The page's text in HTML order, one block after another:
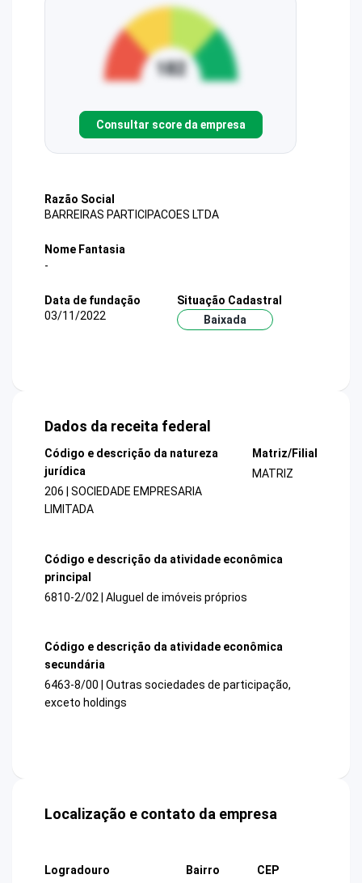
Consultar score da empresa
Razão Social
BARREIRAS PARTICIPACOES LTDA
Nome Fantasia
-
Data de fundação
03/11/2022
Situação Cadastral
Baixada
Dados da receita federal
Código e descrição da natureza
jurídica
206 | SOCIEDADE EMPRESARIA
LIMITADA
Matriz/Filial
MATRIZ
Código e descrição da atividade econômica
principal
6810-2/02 | Aluguel de imóveis próprios
Código e descrição da atividade econômica
secundária
6463-8/00 | Outras sociedades de participação,
exceto holdings
Localização e contato da empresa
Logradouro
Bairro
CEP